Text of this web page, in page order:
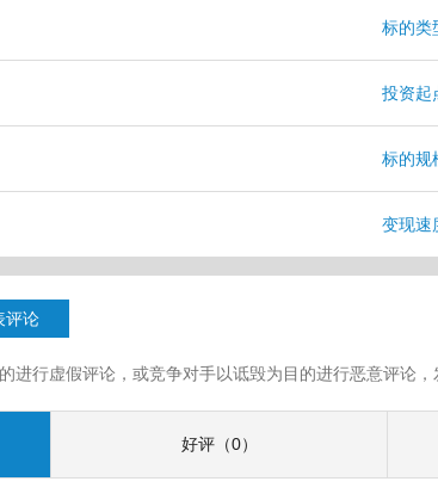
标的类
投资起
标的规
变现速
评论
进行虚假评论，或竞争对手以诋毁为目的进行恶意评论
好评（0）